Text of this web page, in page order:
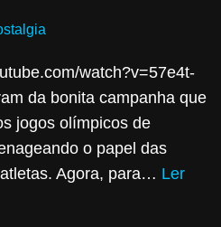
watch?v=57e4t-
da bonita campanha que
jogos olímpicos de
o papel das
Agora, para… Ler